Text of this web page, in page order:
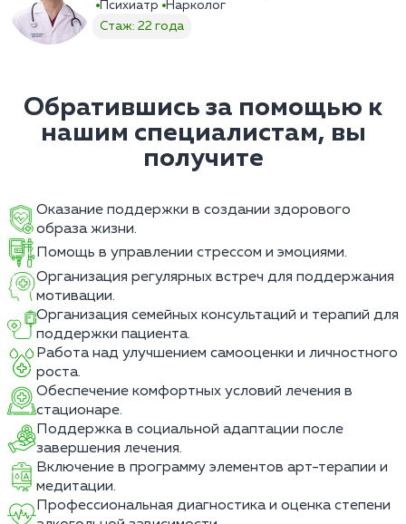
Психиатр
Нарколог
Стаж: 22 года
Обратившись за помощью к
нашим специалистам, вы
получите
Оказание поддержки в создании здорового
образа жизни.
Помощь в управлении стрессом и эмоциями.
Организация регулярных встреч для поддержания
мотивации.
Организация семейных консультаций и терапий для
поддержки пациента.
Работа над улучшением самооценки и личностного
роста.
Обеспечение комфортных условий лечения в
стационаре.
Поддержка в социальной адаптации после
завершения лечения.
Включение в программу элементов арт-терапии и
медитации.
Профессиональная диагностика и оценка степени